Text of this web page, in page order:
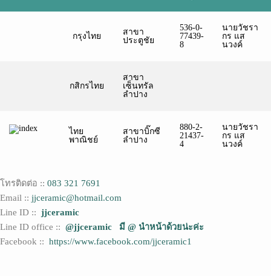
กรุงไทย
สาขา
ประตูชัย
536-0-
77439-
8
นายวัชรา
กร แส
นวงค์
กสิกรไทย
สาขา
เซ็นทรัล
ลำปาง
ไทย
พาณิชย์
สาขาบิ๊กซี
ลำปาง
880-2-
21437-
4
นายวัชรา
กร แส
นวงค์
โทรติดต่อ :: 083 321 7691
Email :: jjceramic@hotmail.com
Line ID :: jjceramic
Line ID office :: @jjceramic มี @ นำหน้าด้วยน่ะค่ะ
Facebook :: https://www.facebook.com/jjceramic1